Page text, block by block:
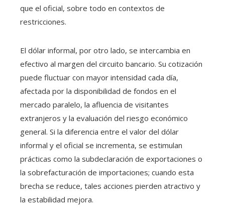
que el oficial, sobre todo en contextos de
restricciones.
El dólar informal, por otro lado, se intercambia en
efectivo al margen del circuito bancario. Su cotización
puede fluctuar con mayor intensidad cada día,
afectada por la disponibilidad de fondos en el
mercado paralelo, la afluencia de visitantes
extranjeros y la evaluación del riesgo económico
general. Si la diferencia entre el valor del dólar
informal y el oficial se incrementa, se estimulan
prácticas como la subdeclaración de exportaciones o
la sobrefacturación de importaciones; cuando esta
brecha se reduce, tales acciones pierden atractivo y
la estabilidad mejora.